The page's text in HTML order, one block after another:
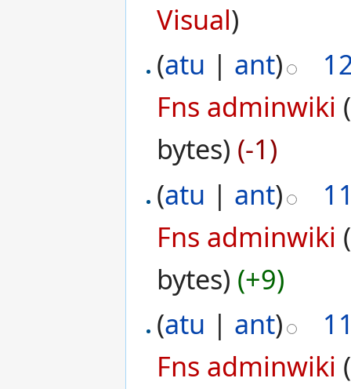
Visual)
(atu | ant)
Fns adminwiki (
bytes) (-1)
(atu | ant)
Fns adminwiki (
bytes) (+9)
(atu | ant)
Fns adminwiki (